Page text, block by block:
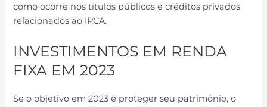
como ocorre nos títulos públicos e créditos privados
relacionados ao IPCA.
INVESTIMENTOS EM RENDA
FIXA EM 2023
Se o objetivo em 2023 é proteger seu patrimônio, o